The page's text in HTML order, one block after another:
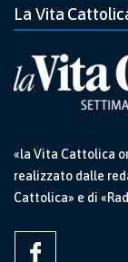
La Vita
«la Vita Cattolica
realizzato dalle
Cattolica» e di